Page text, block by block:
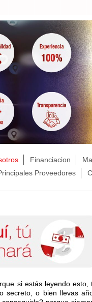
Financiacion
Proveedores
si estás leyendo esto,
secreto, o bien llevas